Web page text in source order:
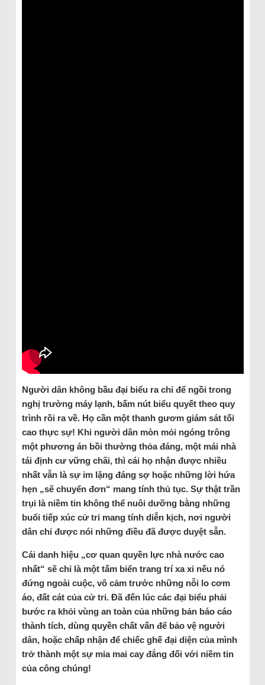
Người dân không bầu đại biểu ra chỉ để ngồi trong
nghị trường máy lạnh, bấm nút biểu quyết theo quy
trình rồi ra về. Họ cần một thanh gươm giám sát tối
cao thực sự! Khi người dân mòn mỏi ngóng trông
một phương án bồi thường thỏa đáng, một mái nhà
tái định cư vững chãi, thì cái họ nhận được nhiều
nhất vẫn là sự im lặng đáng sợ hoặc những lời hứa
hẹn „sẽ chuyển đơn“ mang tính thủ tục. Sự thật trần
trụi là niềm tin không thể nuôi dưỡng bằng những
buổi tiếp xúc cử tri mang tính diễn kịch, nơi người
dân chỉ được nói những điều đã được duyệt sẵn.
Cái danh hiệu „cơ quan quyền lực nhà nước cao
nhất“ sẽ chỉ là một tấm biển trang trí xa xỉ nếu nó
đứng ngoài cuộc, vô cảm trước những nỗi lo cơm
áo, đất cát của cử tri. Đã đến lúc các đại biểu phải
bước ra khỏi vùng an toàn của những bản báo cáo
thành tích, dùng quyền chất vấn để bảo vệ người
dân, hoặc chấp nhận để chiếc ghế đại diện của mình
trở thành một sự mỉa mai cay đắng đối với niềm tin
của công chúng!